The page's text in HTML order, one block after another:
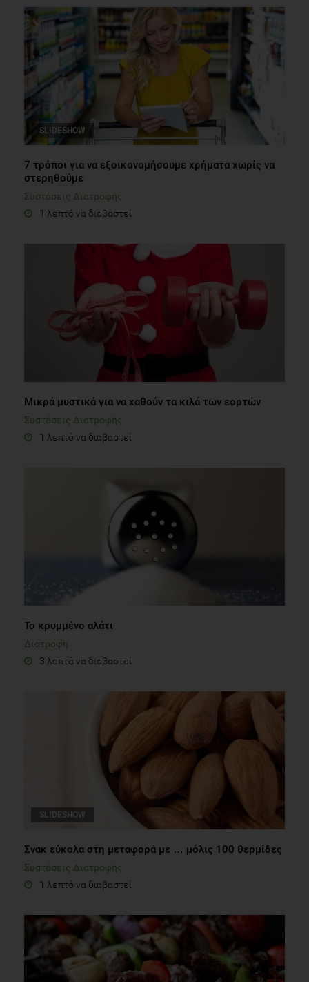
SLIDESHOW
7 τρόποι για να εξοικονομήσουμε χρήματα χωρίς να
στερηθούμε
Συστάσεις Διατροφής
1 λεπτό να διαβαστεί
Μικρά μυστικά για να χαθούν τα κιλά των εορτών
Συστάσεις Διατροφής
1 λεπτό να διαβαστεί
Το κρυμμένο αλάτι
Διατροφή
3 λεπτά να διαβαστεί
SLIDESHOW
Σνακ εύκολα στη μεταφορά με … μόλις 100 θερμίδες
Συστάσεις Διατροφής
1 λεπτό να διαβαστεί